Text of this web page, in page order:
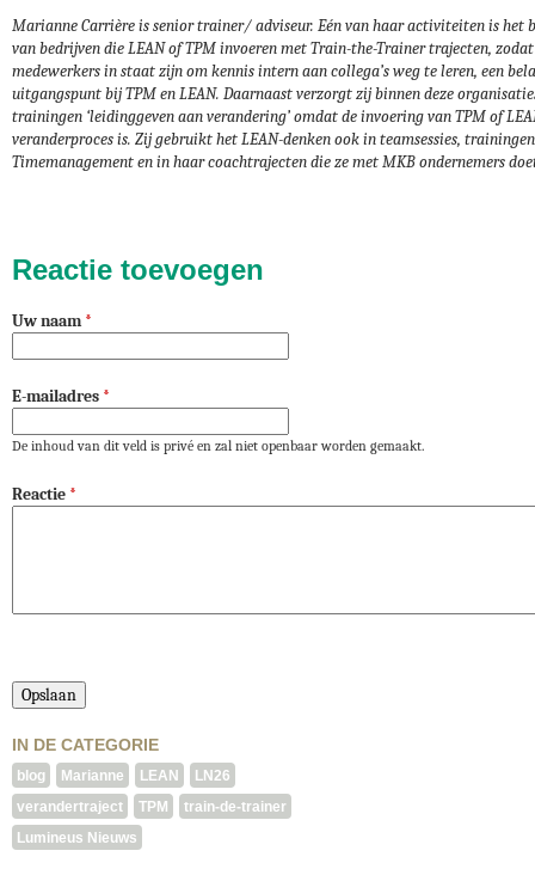
Marianne Carrière is senior trainer/ adviseur. Eén van haar activiteiten is het
van bedrijven die LEAN of TPM invoeren met Train-the-Trainer trajecten, zodat
medewerkers in staat zijn om kennis intern aan collega’s weg te leren, een
uitgangspunt bij TPM en LEAN. Daarnaast verzorgt zij binnen deze
trainingen ‘leidinggeven aan verandering’ omdat de invoering van TPM of
veranderproces is. Zij gebruikt het LEAN-denken ook in teamsessies, trainingen
Timemanagement en in haar coachtrajecten die ze met MKB ondernemers
Reactie toevoegen
Uw naam*
E-mailadres *
De inhoud van dit veld is privé en zal niet openbaar worden gemaakt.
Reactie *
IN DE CATEGORIE
blog Marianne LEAN
LN26
verandertraject
TPM
train-de-trainer
Lumineus Nieuws